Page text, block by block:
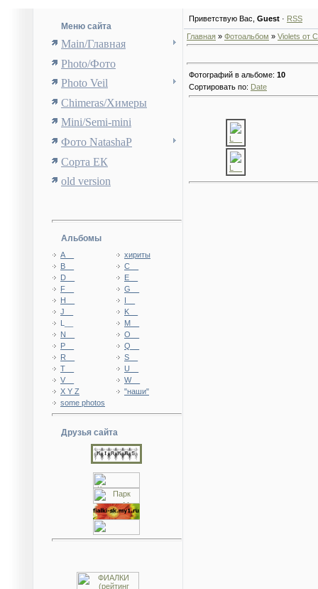
Меню сайта
Main/Главная
Photo/Фото
Photo Veil
Chimeras/Химеры
Mini/Semi-mini
Фото NatashaP
Сорта ЕК
old version
Альбомы
A__
хириты
B__
C__
D__
E__
F__
G__
H__
I__
J__
K__
L__
M__
N__
O__
P__
Q__
R__
S__
T__
U__
V__
W__
X Y Z
"наши"
some photos
Друзья сайта
Приветствую Вас Guest · RSS
Главная » Фотоальбом » Violets от
Фотографий в альбоме: 10
Сортировать по: Date